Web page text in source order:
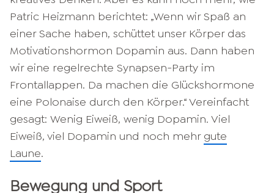
Patric Heizmann berichtet: „Wenn wir Spaß an
einer Sache haben, schüttet unser Körper das
Motivationshormon Dopamin aus. Dann haben
wir eine regelrechte Synapsen-Party im
Frontallappen. Da machen die Glückshormone
eine Polonaise durch den Körper.“ Vereinfacht
gesagt: Wenig Eiweiß, wenig Dopamin. Viel
Eiweiß, viel Dopamin und noch mehr gute
Laune.
Bewegung und Sport